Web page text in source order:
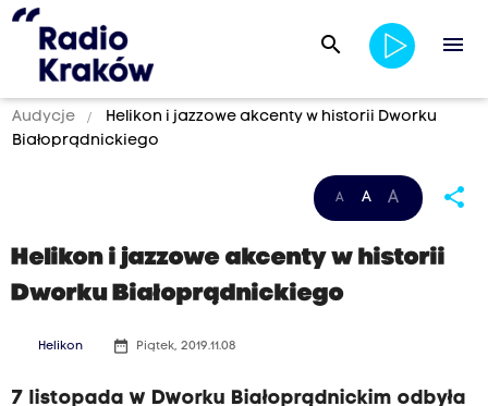
search menu
Audycje
Helikon i jazzowe akcenty w historii Dworku
Białoprądnickiego
A A A share
Helikon i jazzowe akcenty w historii
Dworku Białoprądnickiego
Helikon date_range Piątek, 2019.11.08
7 listopada w Dworku Białoprądnickim odbyła